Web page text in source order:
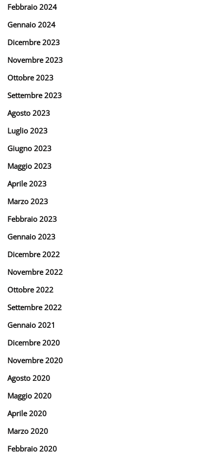
Febbraio 2024
Gennaio 2024
Dicembre 2023
Novembre 2023
Ottobre 2023
Settembre 2023
Agosto 2023
Luglio 2023
Giugno 2023
Maggio 2023
Aprile 2023
Marzo 2023
Febbraio 2023
Gennaio 2023
Dicembre 2022
Novembre 2022
Ottobre 2022
Settembre 2022
Gennaio 2021
Dicembre 2020
Novembre 2020
Agosto 2020
Maggio 2020
Aprile 2020
Marzo 2020
Febbraio 2020